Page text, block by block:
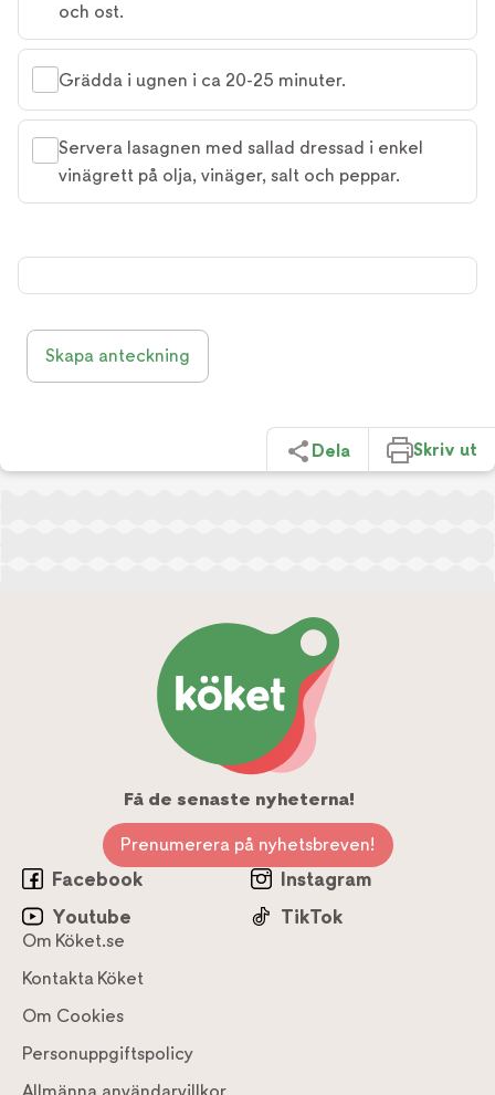
och ost.
Grädda i ugnen i ca 20-25 minuter.
Servera lasagnen med sallad dressad i enkel
vinägrett på olja, vinäger, salt och peppar.
Skapa anteckning
Dela Skriv ut
Få de senaste nyheterna!
Prenumerera på nyhetsbreven!
Facebook
Instagram
Youtube
TikTok
Om Köket.se
Kontakta Köket
Om Cookies
Personuppgiftspolicy